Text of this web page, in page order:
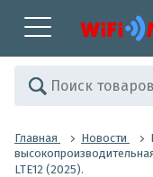
Главная Новости
LTE12 (2025).